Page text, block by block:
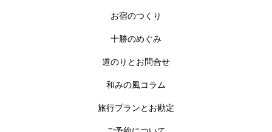
お宿のつくり
十勝のめぐみ
道のりとお問合せ
和みの風コラム
旅行プランとお勘定